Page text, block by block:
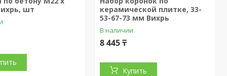
шт
керамической плитке, 33-
53-67-73 мм Вихрь
В наличии
8 445 ₸
Купить